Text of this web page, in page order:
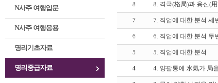
N사주 여행입문
N사주 여행응용
명리기초자료
명리중급자료
8 8. 격국(格局)과 용신(
7 7. 직업에 대한 분석 세
6 6. 직업에 대한 분석 두
5 5. 직업에 대한 분석
4 4. 양팔통에 水氣가 局